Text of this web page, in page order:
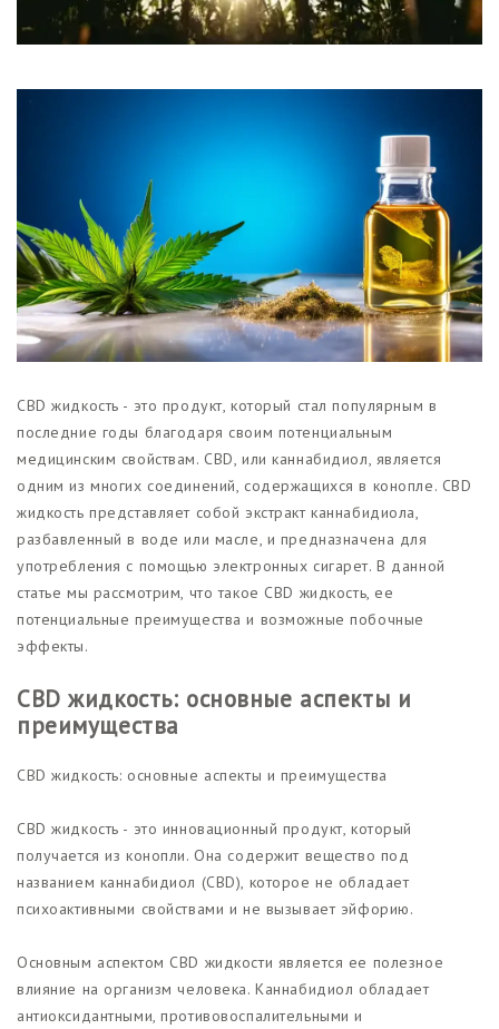
Функциональные продукты с
CBD
CBD для животных
Какао и шоколад с CBD
Магазины
CBD жидкость - это продукт, который стал популярным в
последние годы благодаря своим потенциальным
медицинским свойствам. CBD, или каннабидиол, является
одним из многих соединений, содержащихся в конопле. CBD
жидкость представляет собой экстракт каннабидиола,
разбавленный в воде или масле, и предназначена для
употребления с помощью электронных сигарет. В данной
статье мы рассмотрим, что такое CBD жидкость, ее
потенциальные преимущества и возможные побочные
эффекты.
CBD жидкость: основные аспекты и
преимущества
CBD жидкость: основные аспекты и преимущества
CBD жидкость - это инновационный продукт, который
получается из конопли. Она содержит вещество под
названием каннабидиол (CBD), которое не обладает
психоактивными свойствами и не вызывает эйфорию.
Основным аспектом CBD жидкости является ее полезное
влияние на организм человека. Каннабидиол обладает
антиоксидантными, противовоспалительными и